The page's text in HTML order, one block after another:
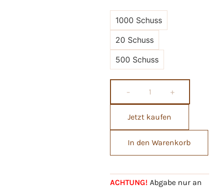
1000 Schuss
20 Schuss
500 Schuss
− +
Jetzt kaufen
In den Warenkorb
ACHTUNG! Abgabe nur an